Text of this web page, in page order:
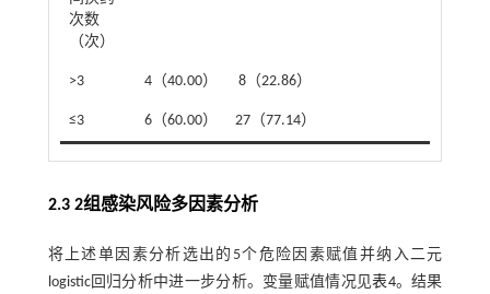
次数
（次）
>3 4（40.00） 8（22.86）
≤3 6（60.00） 27（77.14）
2.3 2组感染风险多因素分析
将上述单因素分析选出的5个危险因素赋值并纳入二元
logistic回归分析中进一步分析。变量赋值情况见表4。结果